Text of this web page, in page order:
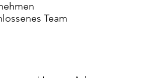
Team